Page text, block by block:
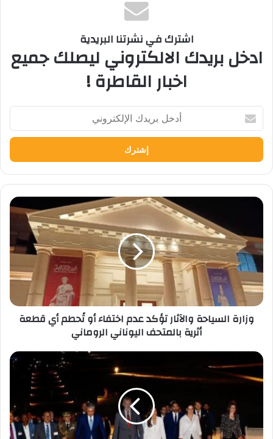
اشترك في نشرتنا البريدية
ادخل بريدك الالكتروني ليصلك جميع
اخبار القاطرة !
بريدك
الإلكتروني
وزارة
تؤكد
عدم
اختفاء
تًحطم
أي
قطعة
اليوناني
الروماني
وزارة السياحة والآثار تؤكد عدم اختفاء أو تًحطم أي قطعة
أثرية بالمتحف اليوناني الروماني
A
royal
tour
ancient
wonders!
King